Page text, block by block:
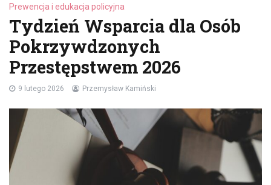
Prewencja i edukacja policyjna
Tydzień Wsparcia dla Osób
Pokrzywdzonych
Przestępstwem 2026
9 lutego 2026 Przemysław Kamiński